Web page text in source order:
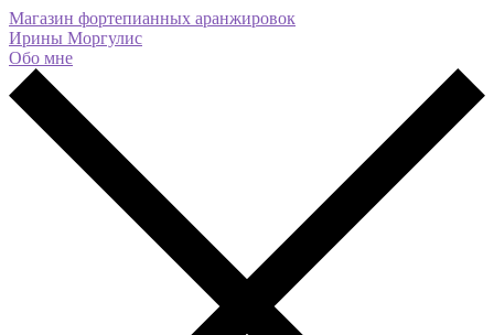
Магазин фортепианных аранжировок
Ирины Моргулис
Обо мне